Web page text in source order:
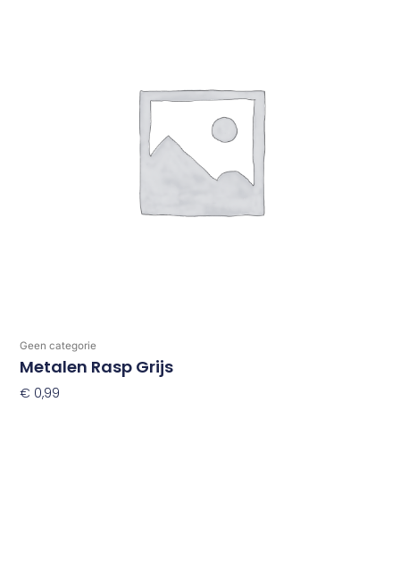
Geen categorie
Metalen Rasp Grijs
€ 0,99